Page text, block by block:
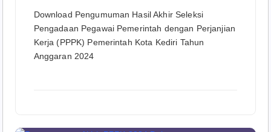
Download Pengumuman Hasil Akhir Seleksi
Pengadaan Pegawai Pemerintah dengan Perjanjian
Kerja (PPPK) Pemerintah Kota Kediri Tahun
Anggaran 2024